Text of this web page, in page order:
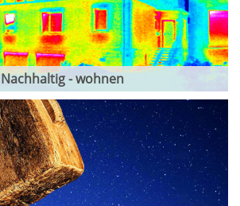
Nachhaltig - wohnen